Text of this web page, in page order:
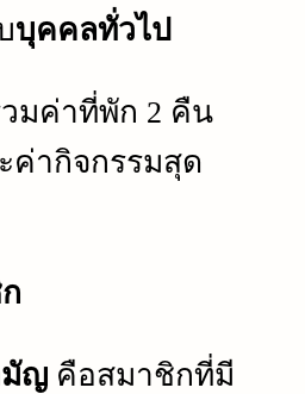
บุคคลทั่วไป
มค่าที่พัก 2 คืน
ค่ากิจกรรมสุด
มัญคือสมาชิกที่มี